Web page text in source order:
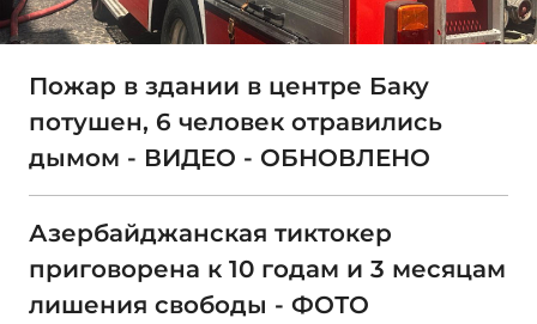
Пожар в здании в центре Баку
потушен, 6 человек отравились
дымом - ВИДЕО - ОБНОВЛЕНО
Азербайджанская тиктокер
приговорена к 10 годам и 3 месяцам
лишения свободы - ФОТО